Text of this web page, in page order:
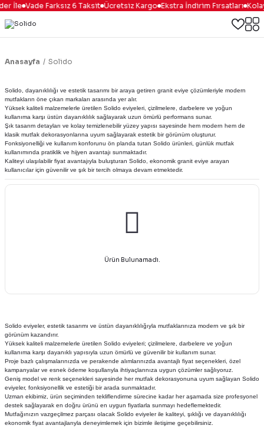
İle Vade Farksız 6 Taksit Ücretsiz Kargo Ekstra İndirim Fırsatları
Anasayfa Solido
Solido, dayanıklılığı ve estetik tasarımı bir araya getiren granit eviye çözümleriyle modern
mutfakların öne çıkan markaları arasında yer alır.
Yüksek kaliteli malzemelerle üretilen Solido eviyeleri, çizilmelere, darbelere ve yoğun
kullanıma karşı üstün dayanıklılık sağlayarak uzun ömürlü performans sunar.
Şık tasarım detayları ve kolay temizlenebilir yüzey yapısı sayesinde hem modern hem de
klasik mutfak dekorasyonlarına uyum sağlayarak estetik bir görünüm oluşturur.
Fonksiyonelliği ve kullanım konforunu ön planda tutan Solido ürünleri, günlük mutfak
kullanımında pratiklik ve hijyen avantajı sunmaktadır.
Kaliteyi ulaşılabilir fiyat avantajıyla buluşturan Solido, ekonomik granit eviye arayan
kullanıcılar için güvenilir ve şık bir tercih olmaya devam etmektedir.
Ürün Bulunamadı.
Solido eviyeler, estetik tasarımı ve üstün dayanıklılığıyla mutfaklarınıza modern ve şık bir
görünüm kazandırır.
Yüksek kaliteli malzemelerle üretilen Solido eviyeleri; çizilmelere, darbelere ve yoğun
kullanıma karşı dayanıklı yapısıyla uzun ömürlü ve güvenilir bir kullanım sunar.
Proje bazlı çalışmalarınızda ve perakende alımlarınızda avantajlı fiyat seçenekleri, özel
kampanyalar ve esnek ödeme koşullarıyla ihtiyaçlarınıza uygun çözümler sağlıyoruz.
Geniş model ve renk seçenekleri sayesinde her mutfak dekorasyonuna uyum sağlayan Solido
eviyeler, fonksiyonellik ve estetiği bir arada sunmaktadır.
Uzman ekibimiz, ürün seçiminden tekliflendirme sürecine kadar her aşamada size profesyonel
destek sağlayarak en doğru ürünü en uygun fiyatlarla sunmayı hedeflemektedir.
Mutfağınızın vazgeçilmez parçası olacak Solido eviyeler ile kaliteyi, şıklığı ve dayanıklılığı
ekonomik fiyat avantajlarıyla deneyimlemek için bizimle iletişime geçebilirsiniz.